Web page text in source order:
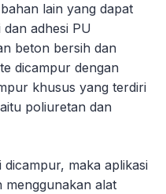
lain yang dapat
adhesi PU
beton bersih dan
dicampur dengan
khusus yang terdiri
poliuretan dan
maka aplikasi
menggunakan alat